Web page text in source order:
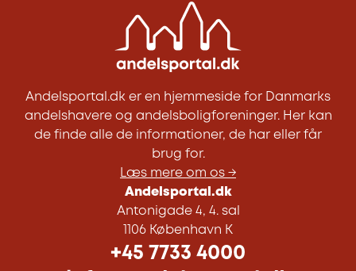
Andelsportal.dk er en hjemmeside for Danmarks
andelshavere og andelsboligforeninger. Her kan
de finde alle de informationer, de har eller får
brug for.
Læs mere om os →
Andelsportal.dk
Antonigade 4, 4. sal
1106 København K
+45 7733 4000